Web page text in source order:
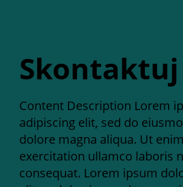
Skontaktuj
Content Description Lorem
adipiscing elit, sed do
dolore magna aliqua. Ut
exercitation ullamco laboris
consequat. Lorem ipsum